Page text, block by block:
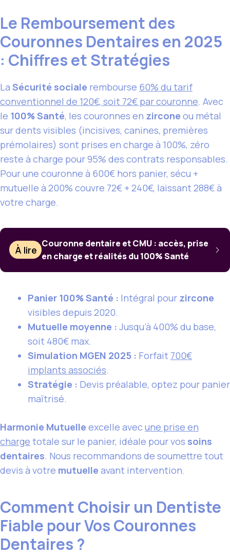
Le Remboursement des
Couronnes Dentaires en 2025
: Chiffres et Stratégies
La Sécurité sociale rembourse 60% du tarif
conventionnel de 120€, soit 72€ par couronne. Avec
le 100% Santé, les couronnes en zircone ou métal
sur dents visibles (incisives, canines, premières
prémolaires) sont prises en charge à 100%, zéro
reste à charge pour 95% des contrats responsables.
Pour une couronne à 600€ hors panier, sécu +
mutuelle à 200% couvre 72€ + 240€, laissant 288€ à
votre charge.
À lire
Couronne dentaire et CMU : accès, prise
en charge et réalités du 100% Santé
Panier 100% Santé : Intégral pour zircone
visibles depuis 2020.
Mutuelle moyenne : Jusqu’à 400% du base,
soit 480€ max.
Simulation MGEN 2025 : Forfait 700€
implants associés.
Stratégie : Devis préalable, optez pour panier
maîtrisé.
Harmonie Mutuelle excelle avec une prise en
charge totale sur le panier, idéale pour vos soins
dentaires. Nous recommandons de soumettre tout
devis à votre mutuelle avant intervention.
Comment Choisir un Dentiste
Fiable pour Vos Couronnes
Dentaires ?